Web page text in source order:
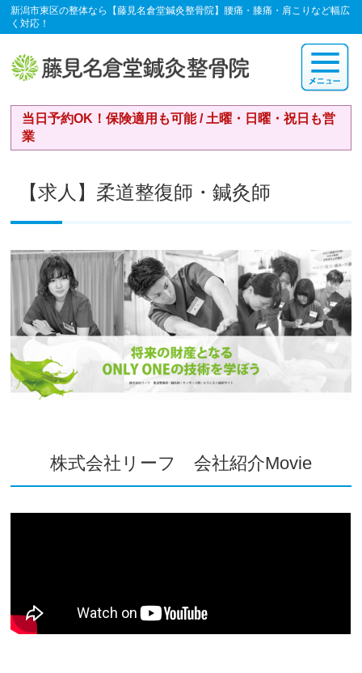
新潟市東区の整体なら【藤見名倉堂鍼灸整骨院】腰痛・膝痛・肩こりなど幅広
く対応！
当日予約OK！保険適用も可能 / 土曜・日曜・祝日も営
業
【求人】柔道整復師・鍼灸師
株式会社リーフ 会社紹介Movie